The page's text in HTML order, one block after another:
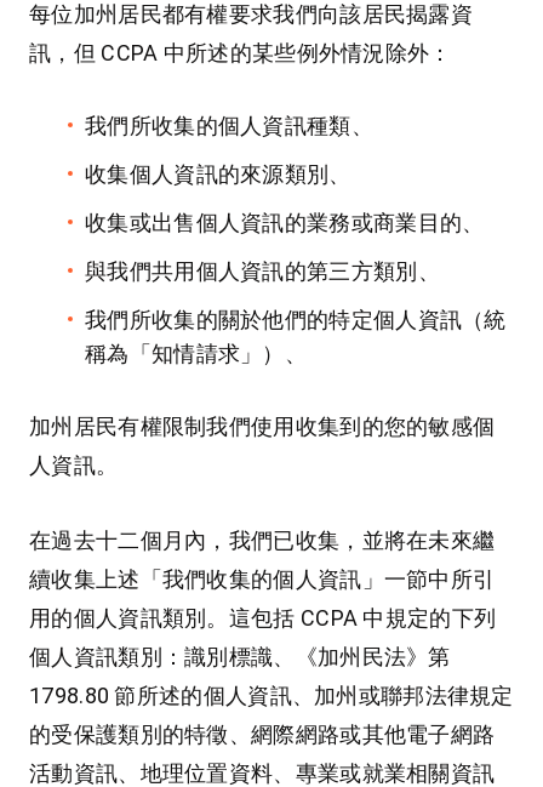
每位加州居民都有權要求我們向該居民揭露資
訊，但 CCPA 中所述的某些例外情況除外：
我們所收集的個人資訊種類、
收集個人資訊的來源類別、
收集或出售個人資訊的業務或商業目的、
與我們共用個人資訊的第三方類別、
我們所收集的關於他們的特定個人資訊（統
稱為「知情請求」）、
加州居民有權限制我們使用收集到的您的敏感個
人資訊。
在過去十二個月內，我們已收集，並將在未來繼
續收集上述「我們收集的個人資訊」一節中所引
用的個人資訊類別。這包括 CCPA 中規定的下列
個人資訊類別：識別標識、《加州民法》第
1798.80 節所述的個人資訊、加州或聯邦法律規定
的受保護類別的特徵、網際網路或其他電子網路
活動資訊、地理位置資料、專業或就業相關資訊